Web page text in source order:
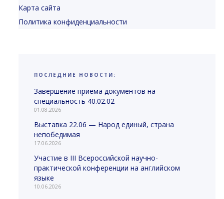
Карта сайта
Политика конфиденциальности
ПОСЛЕДНИЕ НОВОСТИ:
Завершение приема документов на
специальность 40.02.02
01.08.2026
Выставка 22.06 — Народ единый, страна
непобедимая
17.06.2026
Участие в III Всероссийской научно-
практической конференции на английском
языке
10.06.2026